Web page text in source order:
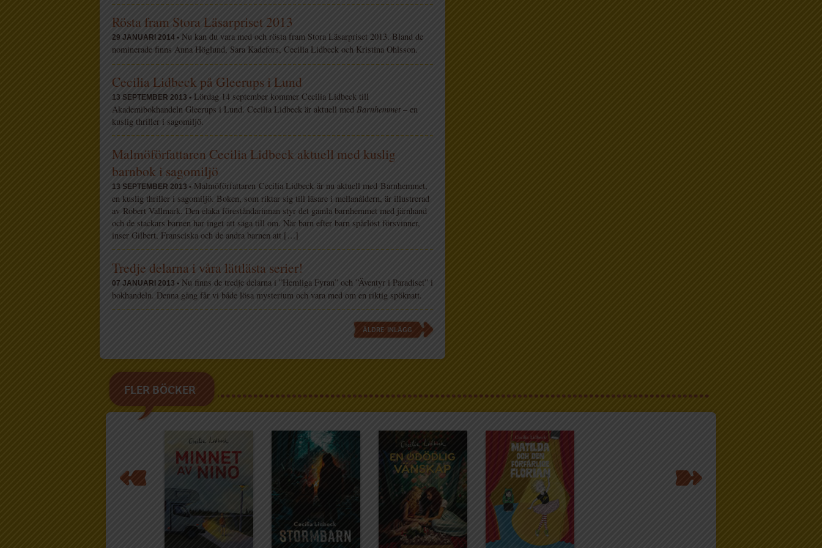
Rösta fram Stora Läsarpriset 2013
29 JANUARI 2014 • Nu kan du vara med och rösta fram Stora Läsarpriset 2013. Bland de
nominerade finns Anna Höglund, Sara Kadefors, Cecilia Lidbeck och Kristina Ohlsson.
Cecilia Lidbeck på Gleerups i Lund
13 SEPTEMBER 2013 • Lördag 14 september kommer Cecilia Lidbeck till
Akademibokhandeln Gleerups i Lund. Cecilia Lidbeck är aktuell med Barnhemmet – en
kuslig thriller i sagomiljö.
Malmöförfattaren Cecilia Lidbeck aktuell med kuslig
barnbok i sagomiljö
13 SEPTEMBER 2013 • Malmöförfattaren Cecilia Lidbeck är nu aktuell med Barnhemmet,
en kuslig thriller i sagomiljö. Boken, som riktar sig till läsare i mellanåldern, är illustrerad
av Robert Vallmark. Den elaka föreståndarinnan styr det gamla barnhemmet med järnhand
och de stackars barnen har inget att säga till om. När barn efter barn spårlöst försvinner,
inser Gilbert, Fransciska och de andra barnen att […]
Tredje delarna i våra lättlästa serier!
07 JANUARI 2013 • Nu finns de tredje delarna i ”Hemliga Fyran” och ”Äventyr i Paradiset” i
bokhandeln. Denna gång får vi både lösa mysterium och vara med om en riktig spöknatt.
ÄLDRE INLÄGG
FLER BÖCKER